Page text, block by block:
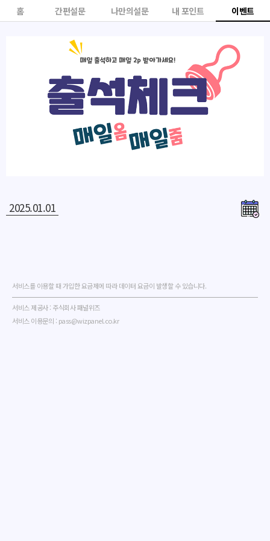
2025.01.01
서비스를 이용할 때 가입한 요금제에 따라 데이터 요금이 발생할 수 있습니다.
서비스 제공사 : 주식회사 패널위즈
서비스 이용문의 : pass@wizpanel.co.kr
홈 간편설문 나만의설문 내 포인트 이벤트